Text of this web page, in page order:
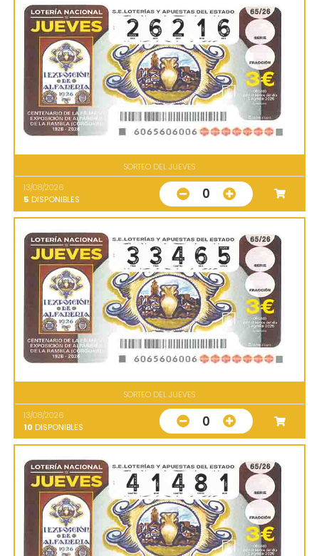
SORTEO DEL JUEVES
13/08/2026
5 DISPONIBLES 0
SORTEO DEL JUEVES
13/08/2026
10 DISPONIBLES 0